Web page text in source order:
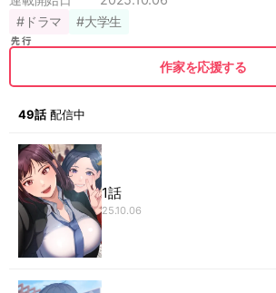
#ドラマ
#大学生
作家を応援する
49話 配信中
1話
25.10.06